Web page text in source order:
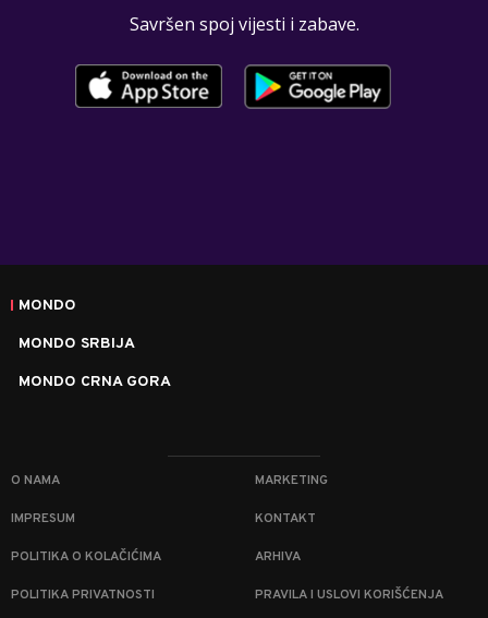
Savršen spoj vijesti i zabave.
MONDO
MONDO SRBIJA
MONDO CRNA GORA
O NAMA MARKETING
IMPRESUM KONTAKT
POLITIKA O KOLAČIĆIMA ARHIVA
POLITIKA PRIVATNOSTI PRAVILA I USLOVI KORIŠĆENJA